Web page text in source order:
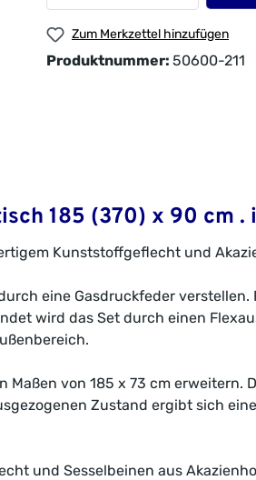
Zum Merkzettel hinzufügen
Produktnummer: 50600-211
185 (370) x 90 cm .
Kunststoffgeflecht und
eine Gasdruckfeder
wird das Set durch einen
von 185 x 73 cm erweitern.
Zustand ergibt sich
und Sesselbeinen aus